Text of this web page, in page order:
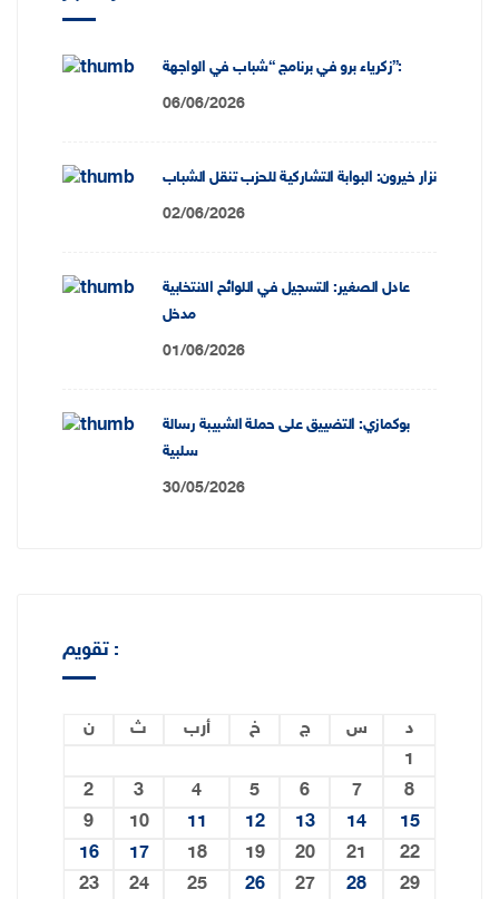
زكرياء برو في برنامج “شباب في الواجهة”:
06/06/2026
نزار خيرون: البوابة التشاركية للحزب تنقل الشباب
02/06/2026
عادل الصغير: التسجيل في اللوائح الانتخابية
مدخل
01/06/2026
بوكمازي: التضييق على حملة الشبيبة رسالة
سلبية
30/05/2026
تقويم :
ن ث أرب خ ج س
د
1
2
3 4 5 6 7
8
9
10 11 12 13 14
15
16
17 18 19 20 21
22
23
24 25 26 27 28
29